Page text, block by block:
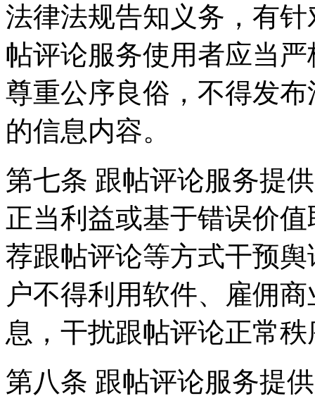
法律法规告知义务，有
帖评论服务使用者应当
尊重公序良俗，不得发
的信息内容。
第七条 跟帖评论服务提
正当利益或基于错误价
荐跟帖评论等方式干预
户不得利用软件、雇佣
息，干扰跟帖评论正常
第八条 跟帖评论服务提